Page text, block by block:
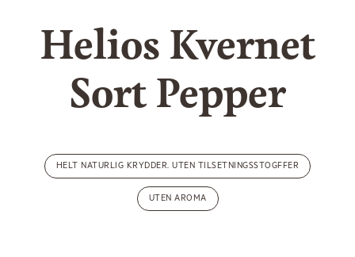
Helios Kvernet
Sort Pepper
HELT NATURLIG KRYDDER. UTEN TILSETNINGSSTOGFFER
UTEN AROMA